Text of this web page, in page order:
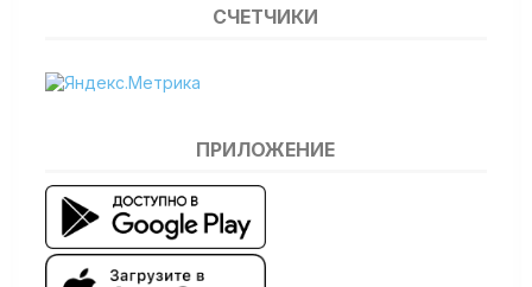
СЧЕТЧИКИ
ПРИЛОЖЕНИЕ